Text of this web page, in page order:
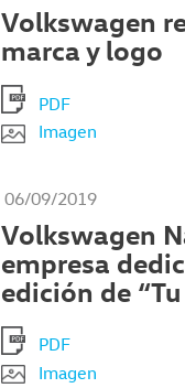
Volkswagen
marca y logo
PDF
Imagen
06/09/2019
Volkswagen
empresa
edición de
PDF
Imagen